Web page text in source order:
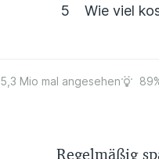
Wie viel
5,3 Mio mal angesehen
Regelmäßig